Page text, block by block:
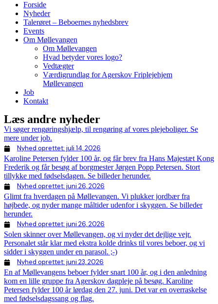
Forside
Nyheder
Talerøret – Beboernes nyhedsbrev
Events
Om Møllevangen
Om Møllevangen
Hvad betyder vores logo?
Vedtægter
Værdigrundlag for Agerskov Friplejehjem
Møllevangen
Job
Kontakt
Læs andre nyheder
Vi søger rengøringshjælp, til rengøring af vores plejeboliger. Se
mere under job.
Nyhed oprettet: juli 14, 2026
Karoline Petersen fylder 100 år, og får brev fra Hans Majestæt Kong
Frederik og får besøg af borgmester Jørgen Popp Petersen. Stort
tillykke med fødselsdagen. Se billeder herunder.
Nyhed oprettet: juni 26, 2026
Glimt fra hverdagen på Møllevangen. Vi plukker jordbær fra
højbede, og nyder mange måltider udenfor i skyggen. Se billeder
herunder.
Nyhed oprettet: juni 26, 2026
Solen skinner over Møllevangen, og vi nyder det dejlige vejr.
Personalet står klar med ekstra kolde drinks til vores beboer, og vi
sidder i skyggen under en parasol. ;-)
Nyhed oprettet: juni 23, 2026
En af Møllevangens beboer fylder snart 100 år, og i den anledning
kom en lille gruppe fra Agerskov dagpleje på besøg. Karoline
Petersen fylder 100 år lørdag den 27. juni. Det var en overraskelse
med fødselsdagssang og flag.